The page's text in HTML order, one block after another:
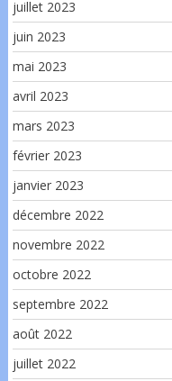
juillet 2023
juin 2023
mai 2023
avril 2023
mars 2023
février 2023
janvier 2023
décembre 2022
novembre 2022
octobre 2022
septembre 2022
août 2022
juillet 2022